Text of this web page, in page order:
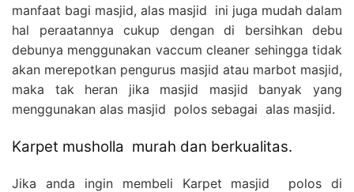
manfaat bagi masjid, alas masjid ini juga mudah dalam
hal peraatannya cukup dengan di bersihkan debu
debunya menggunakan vaccum cleaner sehingga tidak
akan merepotkan pengurus masjid atau marbot masjid,
maka tak heran jika masjid masjid banyak yang
menggunakan alas masjid polos sebagai alas masjid.
Karpet musholla murah dan berkualitas.
Jika anda ingin membeli Karpet masjid polos di